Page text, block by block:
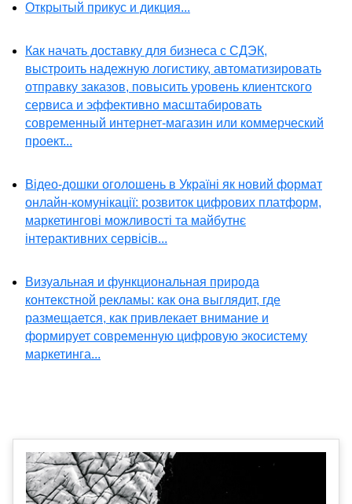
Открытый прикус и дикция...
Как начать доставку для бизнеса с СДЭК,
выстроить надежную логистику, автоматизировать
отправку заказов, повысить уровень клиентского
сервиса и эффективно масштабировать
современный интернет-магазин или коммерческий
проект...
Відео-дошки оголошень в Україні як новий формат
онлайн-комунікації: розвиток цифрових платформ,
маркетингові можливості та майбутнє
інтерактивних сервісів...
Визуальная и функциональная природа
контекстной рекламы: как она выглядит, где
размещается, как привлекает внимание и
формирует современную цифровую экосистему
маркетинга...